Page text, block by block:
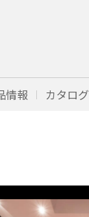
情報 カタログ